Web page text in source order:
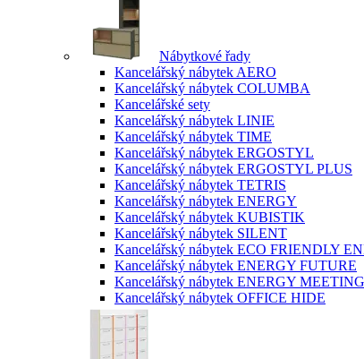
Nábytkové řady
Kancelářský nábytek AERO
Kancelářský nábytek COLUMBA
Kancelářské sety
Kancelářský nábytek LINIE
Kancelářský nábytek TIME
Kancelářský nábytek ERGOSTYL
Kancelářský nábytek ERGOSTYL PLUS
Kancelářský nábytek TETRIS
Kancelářský nábytek ENERGY
Kancelářský nábytek KUBISTIK
Kancelářský nábytek SILENT
Kancelářský nábytek ECO FRIENDLY
Kancelářský nábytek ENERGY FUTURE
Kancelářský nábytek ENERGY MEETING
Kancelářský nábytek OFFICE HIDE